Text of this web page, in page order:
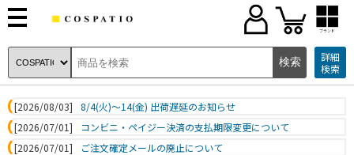
ブランド
詳細
検索
[2026/08/03]
8/4(火)～14(金) 出荷遅延のお知らせ
[2026/07/01]
コンビニ・ペイジー決済の支払期限変更について
[2026/07/01]
ご注文確定メールの廃止について